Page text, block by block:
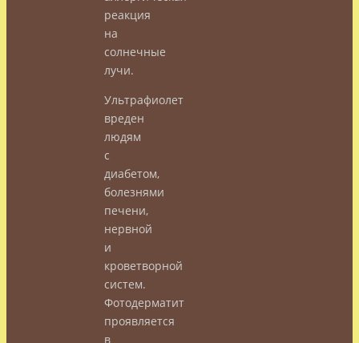
реакция
на
солнечные
лучи.
Ультрафиолет
вреден
людям
с
диабетом,
болезнями
печени,
нервной
и
кроветворной
систем.
Фотодерматит
проявляется
в